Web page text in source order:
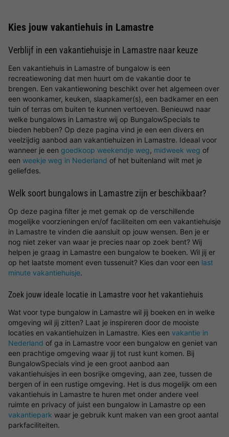
Kies jouw vakantiehuis in Lamastre
Verblijf in een vakantiehuisje in Lamastre naar keuze
Een vakantiehuis in Lamastre of bungalow is een
recreatiewoning dat men huurt om de vakantie door te
brengen. Een vakantiewoning beschikt over het algemeen over
een woonkamer, keuken, slaapkamer(s), een badkamer en een
tuin of terras om buiten te kunnen vertoeven. Benieuwd naar
welke bungalows in Lamastre wij op BungalowSpecials te
bieden hebben? Op deze pagina vind je een een divers en
veelzijdig aanbod aan vakantiehuizen in Lamastre. Ideaal voor
wanneer je een goedkoop weekendje weg, midweek weg of
een weekje weg in Nederland of het buitenland wilt met je
geliefdes.
Welk soort bungalows in Lamastre zijn er beschikbaar?
Op deze pagina filter je met gemak op de verschillende
mogelijke voorzieningen en/of faciliteiten om een vakantiehuisje
in Lamastre te vinden die aansluit op jouw wensen. Ben je er
nog niet zeker van waar je precies naar op zoek bent? Wij
helpen je graag in Lamastre een bungalow te boeken. Wil jij er
op het laatste moment even tussenuit? Kies dan voor een last
minute vakantiehuisje.
Zoek jouw ideale locatie in Lamastre voor het vakantiehuis
Wat voor type bungalow in Lamastre wil jij boeken en in welke
omgeving wil jij zitten? Laat je inspireren door de mooiste
locaties en vakantiehuizen in Lamastre. Kies een vakantie in
Nederland of ga in Lamastre voor een bungalow en geniet van
een prachtige omgeving waar jij tot rust kunt komen. Bij
BungalowSpecials vind je een groot aanbod aan
vakantiehuisjes in een bosrijke omgeving, aan zee, tussen de
bergen of in een rustige omgeving. Het is dus mogelijk om een
vakantiehuis in Lamastre te huren met onder andere veel
ruimte en privacy of juist een bungalow in Lamastre op een
vakantiepark waar je gebruik kunt maken van een groot aantal
parkfaciliteiten.